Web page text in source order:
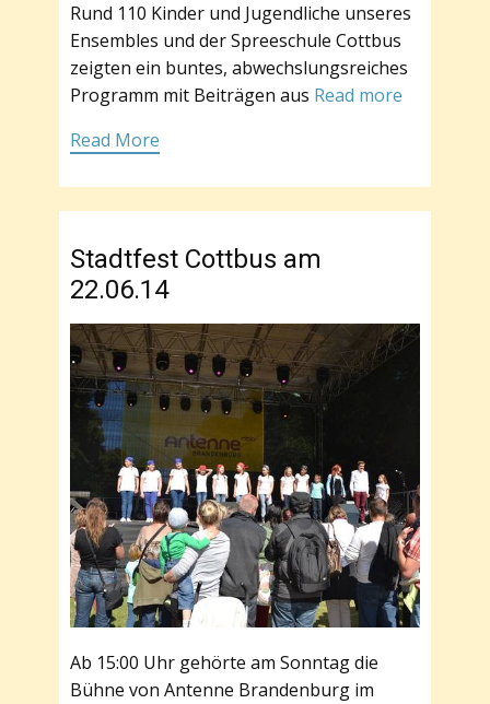
Rund 110 Kinder und Jugendliche unseres
Ensembles und der Spreeschule Cottbus
zeigten ein buntes, abwechslungsreiches
Programm mit Beiträgen aus Read more
Read More
Stadtfest Cottbus am
22.06.14
Ab 15:00 Uhr gehörte am Sonntag die
Bühne von Antenne Brandenburg im